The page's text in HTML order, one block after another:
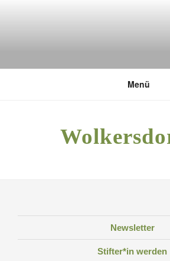
DEUTSCHE
Menü
Newsletter
Stifter*in werden